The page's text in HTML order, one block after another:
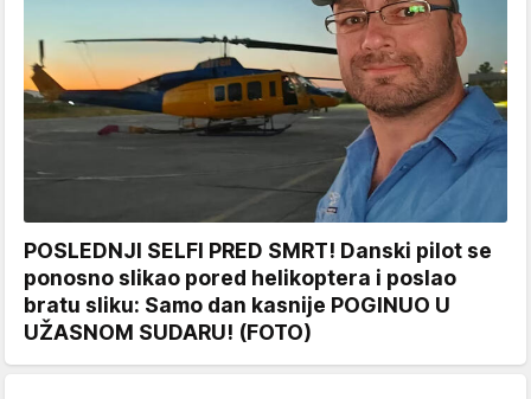
POSLEDNJI SELFI PRED SMRT! Danski pilot se
ponosno slikao pored helikoptera i poslao
bratu sliku: Samo dan kasnije POGINUO U
UŽASNOM SUDARU! (FOTO)